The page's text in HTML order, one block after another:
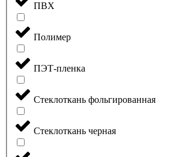
ПВХ
Полимер
ПЭТ-пленка
Стеклоткань фольгированная
Стеклоткань черная